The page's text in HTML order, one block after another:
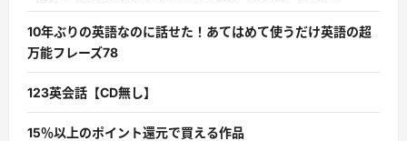
10年ぶりの英語なのに話せた！あてはめて使うだけ英語の超
万能フレーズ78
123英会話【CD無し】
15％以上のポイント還元で買える作品